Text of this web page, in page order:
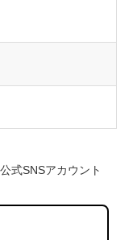
式SNSアカウント